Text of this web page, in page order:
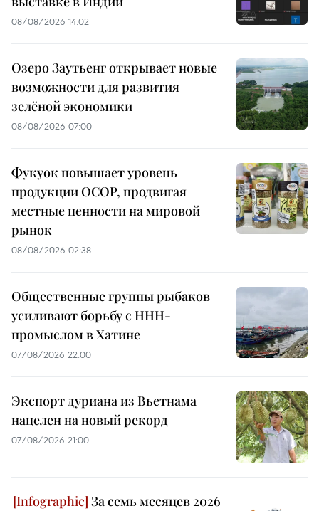
08/08/2026 14:02
Озеро Заутьенг открывает новые
возможности для развития
зелёной экономики
08/08/2026 07:00
Фукуок повышает уровень
продукции OCOP, продвигая
местные ценности на мировой
рынок
08/08/2026 02:38
Общественные группы рыбаков
усиливают борьбу с ННН-
промыслом в Хатине
07/08/2026 22:00
Экспорт дуриана из Вьетнама
нацелен на новый рекорд
07/08/2026 21:00
За семь месяцев 2026